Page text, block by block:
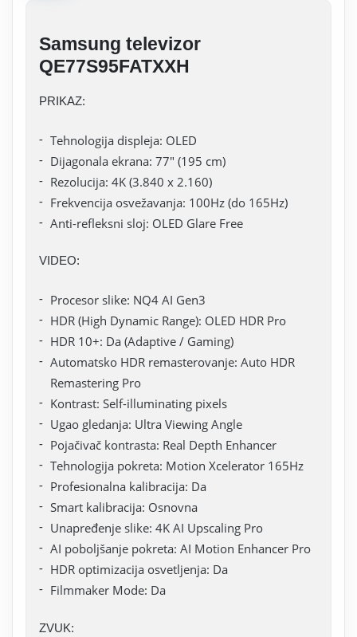
Samsung televizor
QE77S95FATXXH
PRIKAZ:
Tehnologija displeja: OLED
Dijagonala ekrana: 77" (195 cm)
Rezolucija: 4K (3.840 x 2.160)
Frekvencija osvežavanja: 100Hz (do 165Hz)
Anti-refleksni sloj: OLED Glare Free
VIDEO:
Procesor slike: NQ4 AI Gen3
HDR (High Dynamic Range): OLED HDR Pro
HDR 10+: Da (Adaptive / Gaming)
Automatsko HDR remasterovanje: Auto HDR
Remastering Pro
Kontrast: Self-illuminating pixels
Ugao gledanja: Ultra Viewing Angle
Pojačivač kontrasta: Real Depth Enhancer
Tehnologija pokreta: Motion Xcelerator 165Hz
Profesionalna kalibracija: Da
Smart kalibracija: Osnovna
Unapređenje slike: 4K AI Upscaling Pro
AI poboljšanje pokreta: AI Motion Enhancer Pro
HDR optimizacija osvetljenja: Da
Filmmaker Mode: Da
ZVUK: